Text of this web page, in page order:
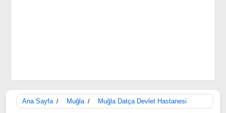
Ana Sayfa / Muğla / Muğla Datça Devlet Hastanesi